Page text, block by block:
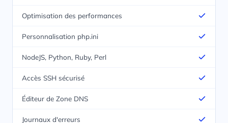
Optimisation des performances
Personnalisation php.ini
NodeJS, Python, Ruby, Perl
Accès SSH sécurisé
Éditeur de Zone DNS
Journaux d'erreurs